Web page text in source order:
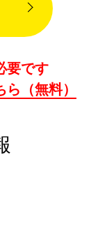
要です
（無料）